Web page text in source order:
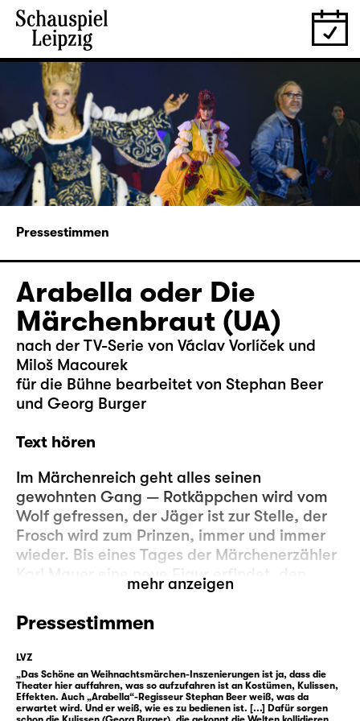
Pressestimmen
Arabella oder Die
Märchenbraut (UA)
nach der TV-Serie von Václav Vorlíček und
Miloš Macourek
für die Bühne bearbeitet von Stephan Beer
und Georg Burger
Text hören
Im Märchenreich geht alles seinen
gewohnten Gang — Rotkäppchen wird vom
Wolf gefressen, der Jäger ist zur Stelle, der
Frosch wird zum Prinzen, immer und immer
wieder. Bis eines Tages der Märchenerzähler
Karl Mayer eine neue Figur erfindet, den
Zauberer Rumburak. Er kann sich frei
zwischen der Menschenwelt und dem Reich
der Märchen bewegen und schmiedet einen
perfiden Plan: Getarnt als Mayer erzählt er
den Menschen die alten Geschichten in
verdrehter, neuer Version. Durch mediale
Macht in der Menschenwelt verändert er so
mehr anzeigen
Pressestimmen
LVZ
„Das Schöne an Weihnachtsmärchen-Inszenierungen ist ja, dass die
Theater hier auffahren, was so aufzufahren ist an Kostümen, Kulissen,
Effekten. Auch „Arabella“-Regisseur Stephan Beer weiß, was da
erwartet wird. Und er weiß, wie es zu bedienen ist. [...] Dafür sorgen